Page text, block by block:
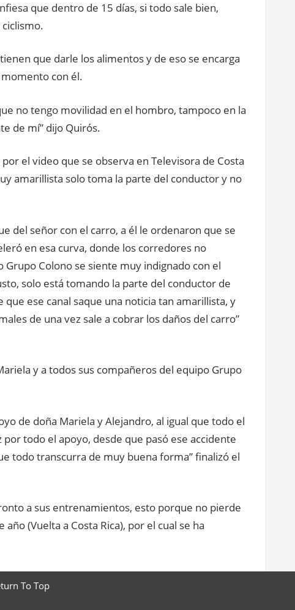
que dentro de 15 días, si todo sale bien,
que darle los alimentos y de eso se encarga
con él.
no tengo movilidad en el hombro, tampoco en la
de mí” dijo Quirós.
el video que se observa en Televisora de Costa
amarillista solo toma la parte del conductor y no
del señor con el carro, a él le ordenaron que se
en esa curva, donde los corredores no
Colono se siente muy indignado con el
solo está tomando la parte del conductor de
ese canal saque una noticia tan amarillista, y
de una vez sale a cobrar los daños del carro”
y a todos sus compañeros del equipo Grupo
de doña Mariela y Alejandro, al igual que todo el
todo el apoyo, desde que pasó ese accidente
todo transcurra de muy buena forma” finalizó el
a sus entrenamientos, esto porque no pierde
(Vuelta a Costa Rica), por el cual se ha
To Top